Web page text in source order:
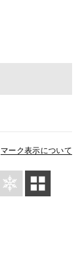
マーク表示について